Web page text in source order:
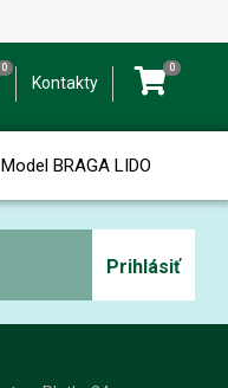
0
Kontakty
0
Model BRAGA LIDO
Prihlásiť